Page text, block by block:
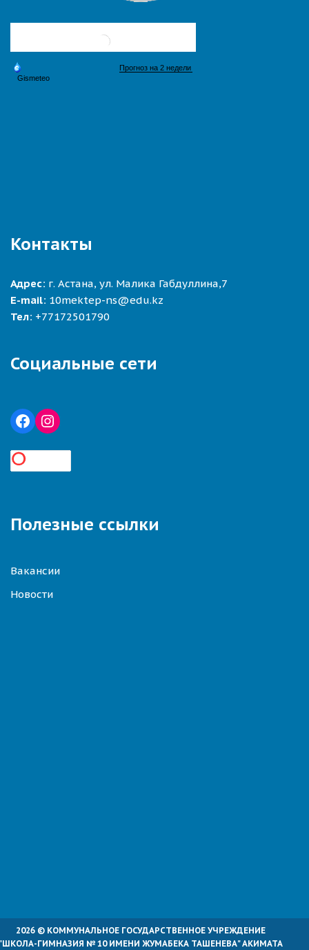
Контакты
Адрес: г. Астана, ул. Малика Габдуллина,7
E-mail: 10mektep-ns@edu.kz
Тел: +77172501790
Социальные сети
Полезные ссылки
Вакансии
Новости
2026 © КОММУНАЛЬНОЕ ГОСУДАРСТВЕННОЕ УЧРЕЖДЕНИЕ
ГИМНАЗИЯ № 10 ИМЕНИ ЖУМАБЕКА ТАШЕНЕВА" АКИМАТА